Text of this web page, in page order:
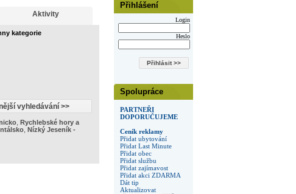
Přihlášení
Login
Heslo
Spolupráce
PARTNEŘI
DOPORUČUJEME
Ceník reklamy
Přidat ubytování
Přidat Last Minute
Přidat obec
Přidat službu
Přidat zajímavost
Přidat akci ZDARMA
Dát tip
Aktualizovat
Aktivity
kategorie
, Rychlebské hory a
, Nízký Jeseník -